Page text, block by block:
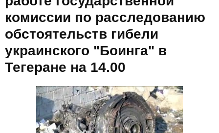
комиссии по расследованию
обстоятельств гибели
украинского "Боинга" в
Тегеране на 14.00